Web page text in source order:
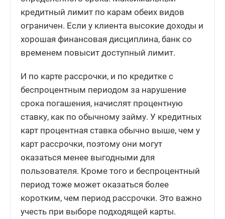
кредитный лимит по карам обеих видов
ограничен. Если у клиента высокие доходы и
хорошая финансовая дисциплина, банк со
временем повысит доступный лимит.
И по карте рассрочки, и по кредитке с
беспроцентным периодом за нарушение
срока погашения, начислят процентную
ставку, как по обычному займу. У кредитных
карт процентная ставка обычно выше, чем у
карт рассрочки, поэтому они могут
оказаться менее выгодными для
пользователя. Кроме того и беспроцентный
период тоже может оказаться более
коротким, чем период рассрочки. Это важно
учесть при выборе подходящей карты.